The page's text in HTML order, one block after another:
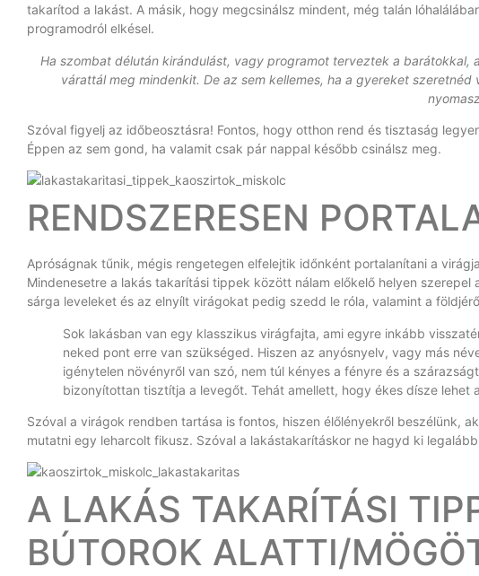
takarítod a lakást. A másik, hogy megcsinálsz mindent, még talán
programodról elkésel.
Ha szombat délután kirándulást, vagy programot terveztek a
várattál meg mindenkit. De az sem kellemes, ha a gyereket
Szóval figyelj az időbeosztásra! Fontos, hogy otthon rend és tisztaság
Éppen az sem gond, ha valamit csak pár nappal később csinálsz meg.
RENDSZERESEN
Apróságnak tűnik, mégis rengetegen elfelejtik időnként portalanítani a
Mindenesetre a lakás takarítási tippek között nálam előkelő helyen
sárga leveleket és az elnyílt virágokat pedig szedd le róla, valamint a
Sok lakásban van egy klasszikus virágfajta, ami egyre inkább
neked pont erre van szükséged. Hiszen az anyósnyelv, vagy más
igénytelen növényről van szó, nem túl kényes a fényre és a
bizonyítottan tisztítja a levegőt. Tehát amellett, hogy ékes dísze lehet
Szóval a virágok rendben tartása is fontos, hiszen élőlényekről beszélünk,
mutatni egy leharcolt fikusz. Szóval a lakástakarításkor ne hagyd ki
A LAKÁS TAKARÍTÁSI
BÚTOROK ALATTI/